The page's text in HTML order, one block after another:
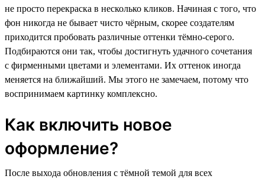
не просто перекраска в несколько кликов. Начиная с того, что
фон никогда не бывает чисто чёрным, скорее создателям
приходится пробовать различные оттенки тёмно-серого.
Подбираются они так, чтобы достигнуть удачного сочетания
с фирменными цветами и элементами. Их оттенок иногда
меняется на ближайший. Мы этого не замечаем, потому что
воспринимаем картинку комплексно.
Как включить новое
оформление?
После выхода обновления с тёмной темой для всех